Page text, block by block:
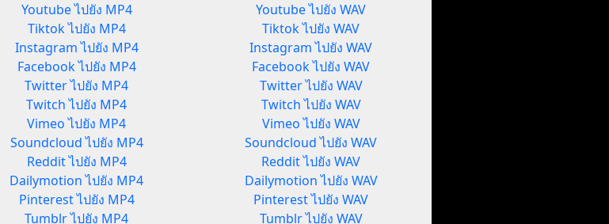
Youtube ไปยัง MP4
Tiktok ไปยัง MP4
Instagram ไปยัง MP4
Facebook ไปยัง MP4
Twitter ไปยัง MP4
Twitch ไปยัง MP4
Vimeo ไปยัง MP4
Soundcloud ไปยัง MP4
Reddit ไปยัง MP4
Dailymotion ไปยัง MP4
Pinterest ไปยัง MP4
Tumblr ไปยัง MP4
Youtube ไปยัง WAV
Tiktok ไปยัง WAV
Instagram ไปยัง WAV
Facebook ไปยัง WAV
Twitter ไปยัง WAV
Twitch ไปยัง WAV
Vimeo ไปยัง WAV
Soundcloud ไปยัง WAV
Reddit ไปยัง WAV
Dailymotion ไปยัง WAV
Pinterest ไปยัง WAV
Tumblr ไปยัง WAV